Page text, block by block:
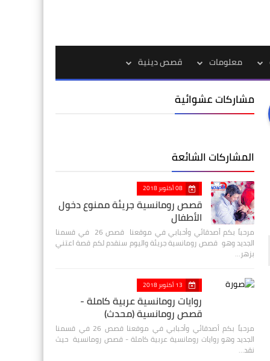
معلومات قصص دينية
مشاركات عشوائية
المشاركات الشائعة
08 أكتوبر 2018
قصص رومانسية جريئة ممنوع دخول
الأطفال
مرحباً بكم أصدقائي وأحبابي في موقعنا قصص 26 في قسمنا
الجديد وهو قصص رومانسية جريئة واليوم سنقدم لكم قصة اعتني
بزهر…
13 أكتوبر 2018
روايات رومانسية عربية كاملة -
قصص رومانسية (محدث)
مرحباً بكم أصدقائي وأحبابي في موقعنا قصص 26 في قسمنا
الجديد وهو روايات رومانسية عربية كاملة - قصص رومانسية حيث
نقد…